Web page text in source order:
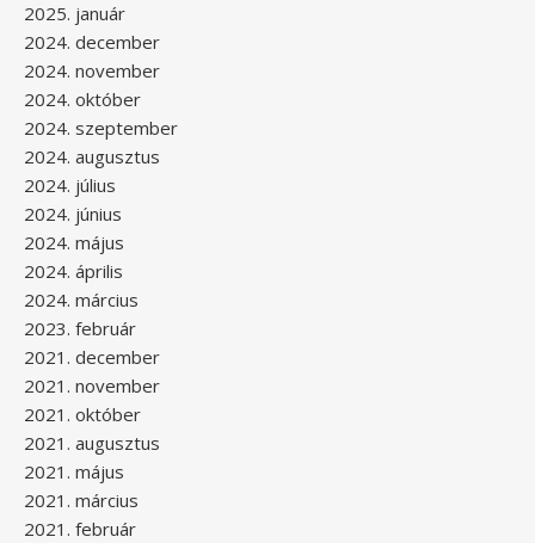
2025. január
2024. december
2024. november
2024. október
2024. szeptember
2024. augusztus
2024. július
2024. június
2024. május
2024. április
2024. március
2023. február
2021. december
2021. november
2021. október
2021. augusztus
2021. május
2021. március
2021. február